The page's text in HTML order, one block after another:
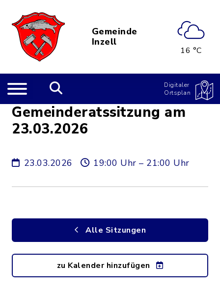
Gemeinde
Inzell
16 °C
Digitaler
Ortsplan
Gemeinderatssitzung am
23.03.2026
23.03.2026 19:00 Uhr – 21:00 Uhr
Alle Sitzungen
zu Kalender hinzufügen